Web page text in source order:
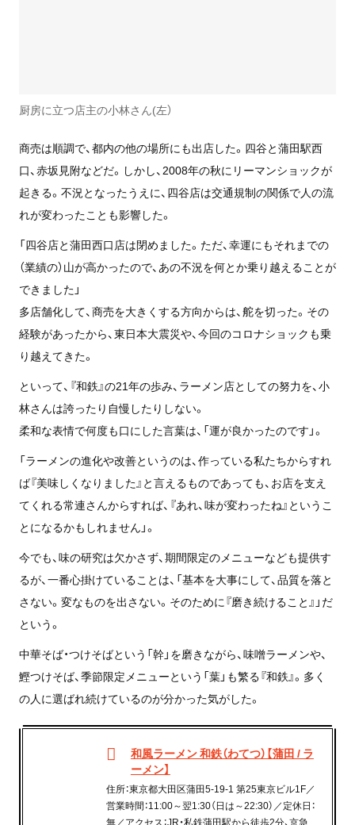
厨房に立つ店主の小林さん(左）
商売は順調で、都内の他の場所にも出店した。四谷と蒲田駅西
口、赤坂見附などだ。しかし、2008年の秋にリーマンショックが
起きる。不況となったうえに、四谷店は交通規制の関係で人の流
れが変わったことも影響した。
「四谷店と蒲田西口店は閉めました。ただ、幸運にもそれまでの
（業績の）山が高かったので、あの不況を何とか乗り越えることが
できました」
多店舗化して、商売を大きくする方向からは、舵を切った。その
経験があったから、東日本大震災や、今回のコロナショックも乗
り越えてきた。
といって、『和鉄』の21年の歩み、ラーメン店としての努力を、小
林さんは誇ったり自慢したりしない。
柔和な表情で何度も口にした言葉は、「運が良かったのです」。
「ラーメンの進化や改善というのは、作っている私たちからすれ
ば『美味しくなりました』と言えるものであっても、お店を支え
てくれる常連さんからすれば、『あれ、味が変わったね』というこ
とになるかもしれません」。
今でも、味の研究は欠かさず、期間限定のメニューなども提供す
るが、一番心掛けていることは、「基本を大事にして、品質を落と
さない。変なものを出さない。そのために『磨き続けること』」だ
という。
中華そば・つけそばという「幹」を磨きながら、味噌ラーメンや、
鰹つけそば、季節限定メニューという「葉」も繁る『和鉄』。多く
の人に選ばれ続けているのが分かった気がした。
和風ラーメン 和鉄（わてつ）【蒲田 / ラ
ーメン】
住所：東京都大田区蒲田5-19-1 第25東京ビル1F／
営業時間：11:00～翌1:30（日は～22:30）／定休日：
無／アクセス：JR・私鉄蒲田駅から徒歩2分、京急